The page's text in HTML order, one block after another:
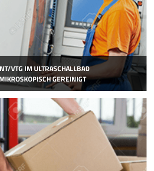
VTG IM ULTRASCHALLBAD
GEREINIGT